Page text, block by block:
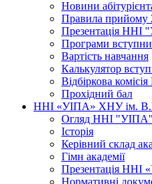
Новини
Правила прийому
Презентація ННІ
Програми
Вартість навчання
Калькулятор
Відбіркова
Прохідний бал
ННІ «УІПА» ХНУ ім.
Огляд ННІ "УІПА"
Історія
Керівний склад
Гімн академії
Презентація ННІ
Нормативні